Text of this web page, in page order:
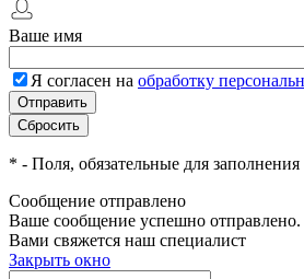
Ваше имя
Я согласен на обработку
* - Поля, обязательные для заполнения
Сообщение отправлено
Ваше сообщение успешно
Вами свяжется наш специалист
Закрыть окно